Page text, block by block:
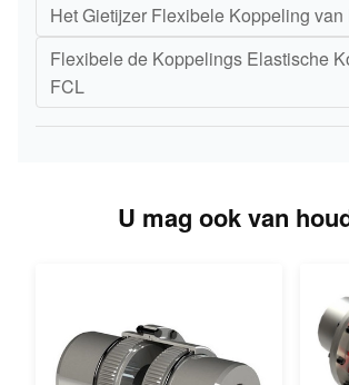
Het Gietijzer Flexibele Koppeling van
Flexibele de Koppelings Elastische
FCL
U mag ook van